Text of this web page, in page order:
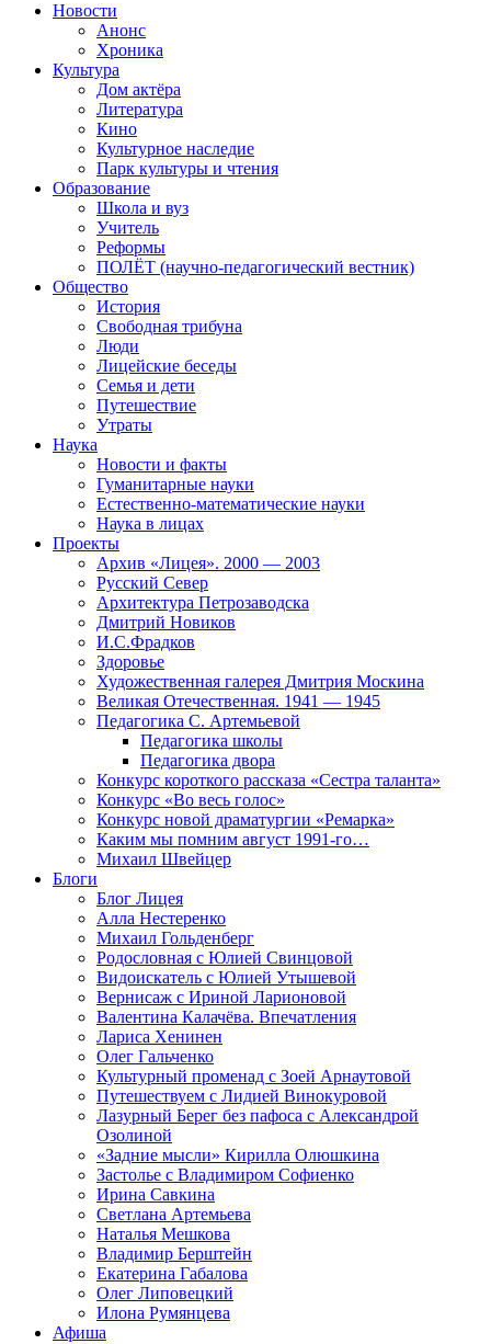
Новости
Анонс
Хроника
Культура
Дом актёра
Литература
Кино
Культурное наследие
Парк культуры и чтения
Образование
Школа и вуз
Учитель
Реформы
ПОЛЁТ (научно-педагогический вестник)
Общество
История
Свободная трибуна
Люди
Лицейские беседы
Семья и дети
Путешествие
Утраты
Наука
Новости и факты
Гуманитарные науки
Естественно-математические науки
Наука в лицах
Проекты
Архив «Лицея». 2000 — 2003
Русский Север
Архитектура Петрозаводска
Дмитрий Новиков
И.С.Фрадков
Здоровье
Художественная галерея Дмитрия Москина
Великая Отечественная. 1941 — 1945
Педагогика С. Артемьевой
Педагогика школы
Педагогика двора
Конкурс короткого рассказа «Сестра таланта»
Конкурс «Во весь голос»
Конкурс новой драматургии «Ремарка»
Каким мы помним август 1991-го…
Михаил Швейцер
Блоги
Блог Лицея
Алла Нестеренко
Михаил Гольденберг
Родословная с Юлией Свинцовой
Видоискатель с Юлией Утышевой
Вернисаж с Ириной Ларионовой
Валентина Калачёва. Впечатления
Лариса Хенинен
Олег Гальченко
Культурный променад с Зоей Арнаутовой
Путешествуем с Лидией Винокуровой
Лазурный Берег без пафоса с Александрой
Озолиной
«Задние мысли» Кирилла Олюшкина
Застолье с Владимиром Софиенко
Ирина Савкина
Светлана Артемьева
Наталья Мешкова
Владимир Берштейн
Екатерина Габалова
Олег Липовецкий
Илона Румянцева
Афиша